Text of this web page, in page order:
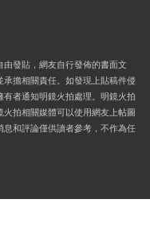
發貼，網友自行發佈的書面文
擔相關責任。如發現上貼稿件侵
者通知明鏡火拍處理。明鏡火拍
拍相關媒體可以使用網友上帖圖
和評論僅供讀者參考，不作為任